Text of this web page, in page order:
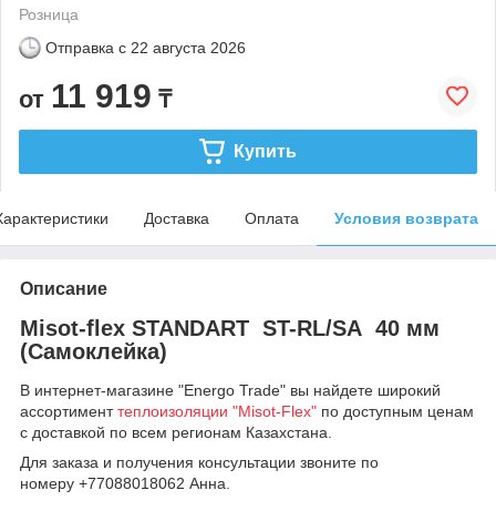
Розница
Отправка с 22 августа 2026
от 11 919 ₸
Купить
Доставка Оплата Условия возврата
Описание
Misot-flex STANDART ST-RL/SA 40 мм
(Самоклейка)
В интернет-магазине "Energo Trade" вы найдете широкий
ассортименттеплоизоляции "Misot-Flex" по доступным ценам
с доставкой по всем регионам Казахстана.
Для заказа и получения консультации звоните по
номеру +77088018062 Анна.